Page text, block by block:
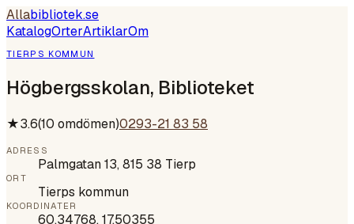
Allabibliotek.se
KatalogOrterArtiklarOm
TIERPS KOMMUN
Högbergsskolan, Biblioteket
★3.6(10 omdömen)0293-21 83 58
ADRESS
Palmgatan 13, 815 38 Tierp
ORT
Tierps kommun
KOORDINATER
60.34768,17.50355